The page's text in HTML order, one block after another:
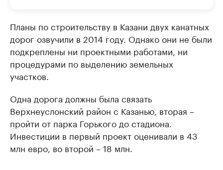
Планы по строительству в Казани двух канатных
дорог озвучили в 2014 году. Однако они не были
подкреплены ни проектными работами, ни
процедурами по выделению земельных
участков.
Одна дорога должны была связать
Верхнеуслонский район с Казанью, вторая –
пройти от парка Горького до стадиона.
Инвестиции в первый проект оценивали в 43
млн евро, во второй – 18 млн.